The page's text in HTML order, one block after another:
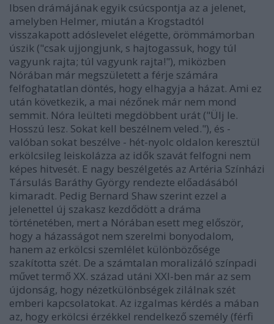
Ibsen drámájának egyik csúcspontja az a jelenet,
amelyben Helmer, miután a Krogstadtól
visszakapott adóslevelet elégette, örömmámorban
úszik ("csak ujjongjunk, s hajtogassuk, hogy túl
vagyunk rajta; túl vagyunk rajta!"), miközben
Nórában már megszületett a férje számára
felfoghatatlan döntés, hogy elhagyja a házat. Ami ez
után következik, a mai nézőnek már nem mond
semmit. Nóra leülteti megdöbbent urát ("Ülj le.
Hosszú lesz. Sokat kell beszélnem veled."), és -
valóban sokat beszélve - hét-nyolc oldalon keresztül
erkölcsileg leiskolázza az idők szavát felfogni nem
képes hitvesét. E nagy beszélgetés az Artéria Színházi
Társulás Baráthy György rendezte előadásából
kimaradt. Pedig Bernard Shaw szerint ezzel a
jelenettel új szakasz kezdődött a dráma
történetében, mert a Nórában esett meg először,
hogy a házasságot nem szerelmi bonyodalom,
hanem az erkölcsi szemlélet különbözősége
szakította szét. De a számtalan moralizáló színpadi
művet termő XX. század utáni XXI-ben már az sem
újdonság, hogy nézetkülönbségek zilálnak szét
emberi kapcsolatokat. Az izgalmas kérdés a mában
az, hogy erkölcsi érzékkel rendelkező személy (férfi